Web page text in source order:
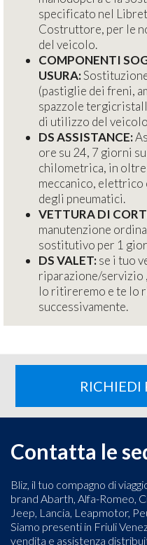
specificato nel
Costruttore, per le
del veicolo.
COMPONENTI
USURA:
(pastiglie dei freni,
spazzole
di utilizzo del
DS ASSISTANCE:
ore su 24, 7 giorni
chilometrica, in oltre
meccanico,
degli pneumatici.
VETTURA DI
manutenzione
sostitutivo per 1
DS VALET:se i tuo
riparazione/servizio
lo ritireremo e te lo
successivamente.
RICHIEDI
Contatta le
Bliz, il tuo compagno di
brand Abarth, Alfa-Romeo,
Jeep, Lancia, Leapmotor,
Siamo presenti in Friuli
vendita e assistenza